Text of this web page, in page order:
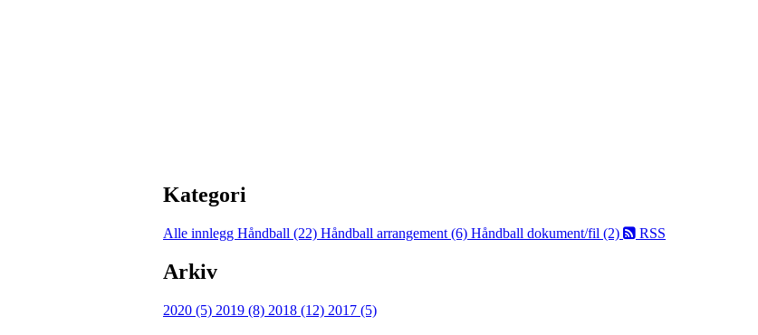
Kategori
Alle innlegg Håndball (22) Håndball arrangement (6) Håndball dokument/fil (2) RSS
Arkiv
2020 (5) 2019 (8) 2018 (12) 2017 (5)